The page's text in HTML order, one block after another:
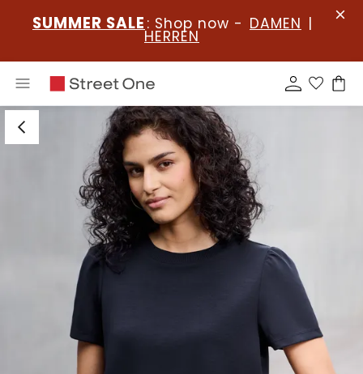
SUMMER SALE : Shop now - DAMEN |
HERREN